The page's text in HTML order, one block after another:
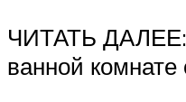
ЧИТАТЬ ДАЛЕЕ:
ванной